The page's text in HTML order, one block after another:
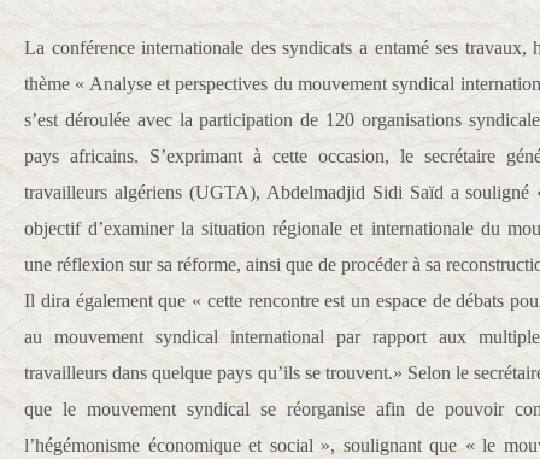
La conférence internationale des syndicats a entamé ses
thème « Analyse et perspectives du mouvement syndical
s’est déroulée avec la participation de 120 organisations
pays africains. S’exprimant à cette occasion, le secrétaire
travailleurs algériens (UGTA), Abdelmadjid Sidi Saïd a souligné
objectif d’examiner la situation régionale et internationale du
une réflexion sur sa réforme, ainsi que de procéder à sa
Il dira également que « cette rencontre est un espace de débats
au mouvement syndical international par rapport aux
travailleurs dans quelque pays qu’ils se trouvent.» Selon le
que le mouvement syndical se réorganise afin de pouvoir
l’hégémonisme économique et social », soulignant que « le